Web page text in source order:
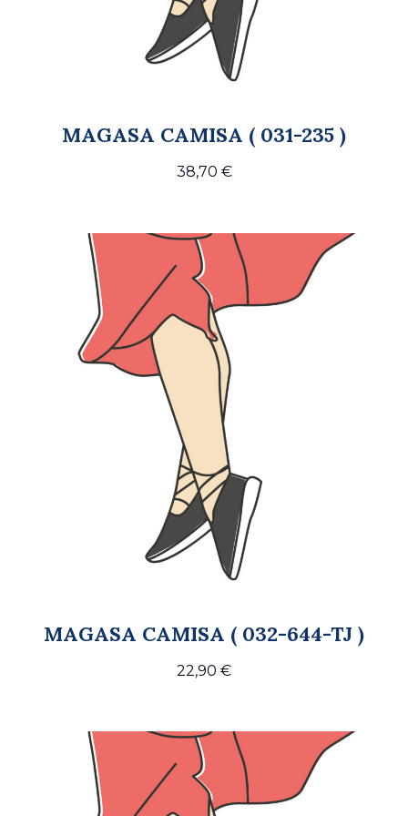
MAGASA CAMISA ( 031-235 )
38,70 €
MAGASA CAMISA ( 032-644-TJ )
22,90 €